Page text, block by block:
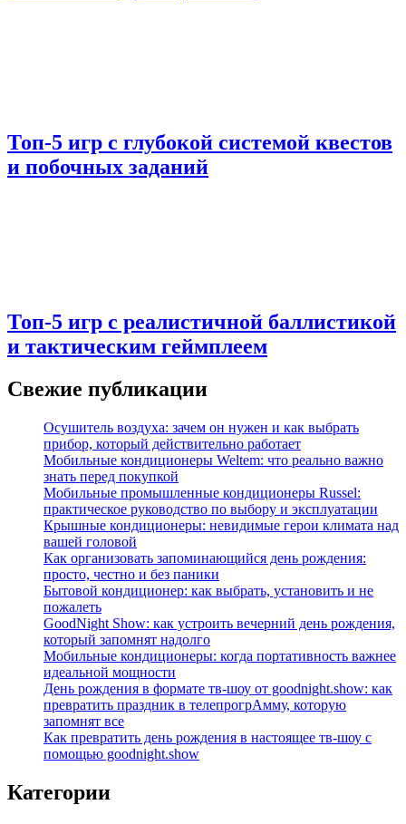
Топ-5 игр с глубокой системой квестов
и побочных заданий
Топ-5 игр с реалистичной баллистикой
и тактическим геймплеем
Свежие публикации
Осушитель воздуха: зачем он нужен и как выбрать
прибор, который действительно работает
Мобильные кондиционеры Weltem: что реально важно
знать перед покупкой
Мобильные промышленные кондиционеры Russel:
практическое руководство по выбору и эксплуатации
Крышные кондиционеры: невидимые герои климата над
вашей головой
Как организовать запоминающийся день рождения:
просто, честно и без паники
Бытовой кондиционер: как выбрать, установить и не
пожалеть
GoodNight Show: как устроить вечерний день рождения,
который запомнят надолго
Мобильные кондиционеры: когда портативность важнее
идеальной мощности
День рождения в формате тв‑шоу от goodnight.show: как
превратить праздник в телепрогрАмму, которую
запомнят все
Как превратить день рождения в настоящее тв-шоу с
помощью goodnight.show
Категории